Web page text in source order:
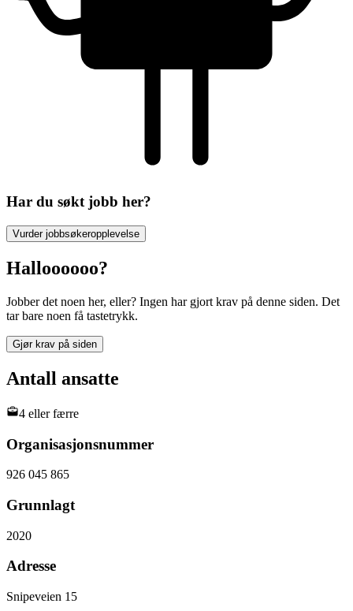
Har du søkt jobb her?
Vurder jobbsøkeropplevelse
Halloooooo?
Jobber det noen her, eller? Ingen har gjort krav på denne siden. Det
tar bare noen få tastetrykk.
Gjør krav på siden
Antall ansatte
4 eller færre
Organisasjonsnummer
926 045 865
Grunnlagt
2020
Adresse
Snipeveien 15